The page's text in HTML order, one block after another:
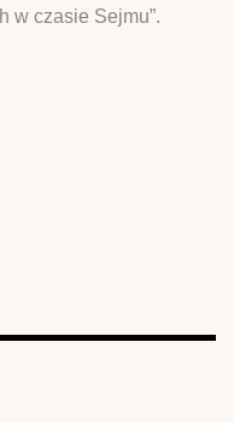
w czasie Sejmu”.